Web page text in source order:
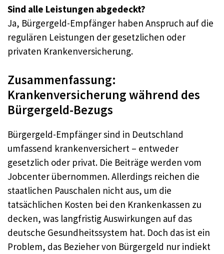
Sind alle Leistungen abgedeckt?
Ja, Bürgergeld-Empfänger haben Anspruch auf die
regulären Leistungen der gesetzlichen oder
privaten Krankenversicherung.
Zusammenfassung:
Krankenversicherung während des
Bürgergeld-Bezugs
Bürgergeld-Empfänger sind in Deutschland
umfassend krankenversichert – entweder
gesetzlich oder privat. Die Beiträge werden vom
Jobcenter übernommen. Allerdings reichen die
staatlichen Pauschalen nicht aus, um die
tatsächlichen Kosten bei den Krankenkassen zu
decken, was langfristig Auswirkungen auf das
deutsche Gesundheitssystem hat. Doch das ist ein
Problem, das Bezieher von Bürgergeld nur indiekt